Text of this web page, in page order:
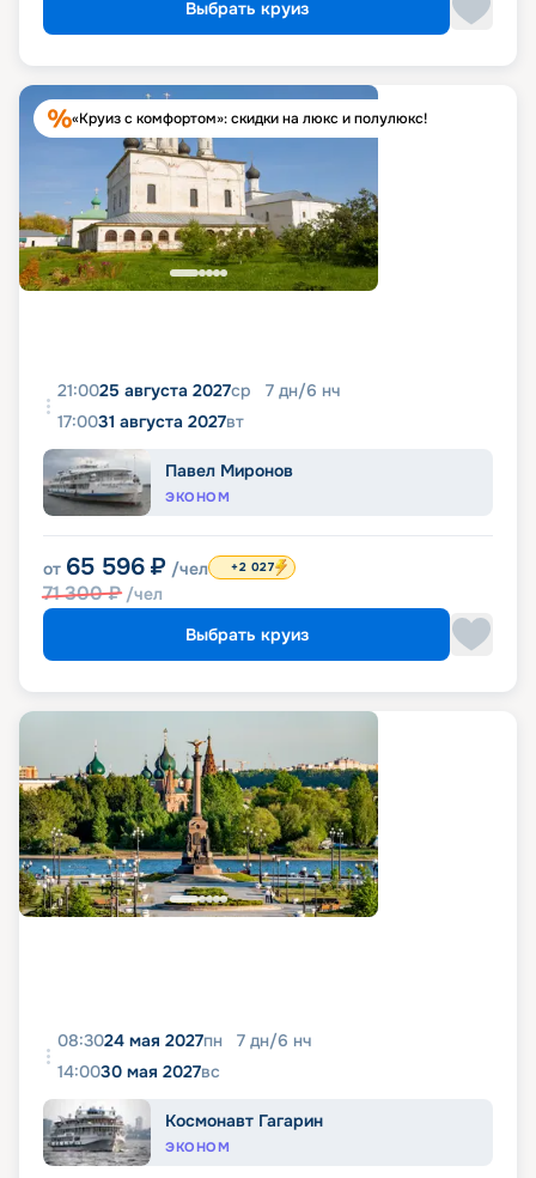
Выбрать круиз
«Круиз с комфортом»: скидки на люкс и полулюкс!
21:0025 августа 2027ср 7 дн/6 нч
17:0031 августа 2027вт
Павел Миронов
ЭКОНОМ
от 65 596 ₽ /чел
71 300₽ /чел
+2 027
Выбрать круиз
08:3024 мая 2027пн 7 дн/6 нч
14:0030 мая 2027вс
Космонавт Гагарин
ЭКОНОМ